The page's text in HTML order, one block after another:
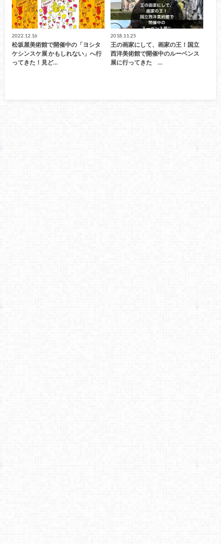
2022.12.16
松坂屋美術館で開催中の「ヨシタ
ケシンスケ展 かもしれない」へ行
ってきた！見ど…
2018.11.25
王の画家にして、画家の王！国立
西洋美術館で開催中のルーベンス
展に行ってきた …